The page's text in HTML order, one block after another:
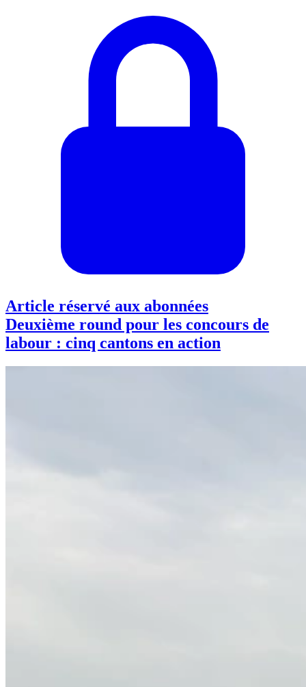
Article réservé aux abonnées
Deuxième round pour les concours de
labour : cinq cantons en action